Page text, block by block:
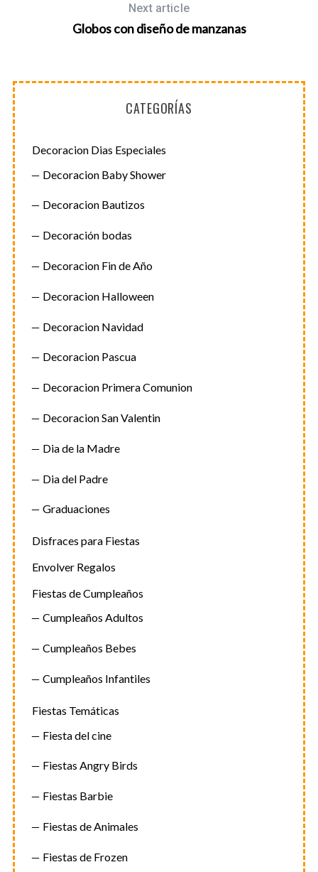
Next article
Globos con diseño de manzanas
CATEGORÍAS
Decoracion Dias Especiales
Decoracion Baby Shower
Decoracion Bautizos
Decoración bodas
Decoracion Fin de Año
Decoracion Halloween
Decoracion Navidad
Decoracion Pascua
Decoracion Primera Comunion
Decoracion San Valentin
Dia de la Madre
Dia del Padre
Graduaciones
Disfraces para Fiestas
Envolver Regalos
Fiestas de Cumpleaños
Cumpleaños Adultos
Cumpleaños Bebes
Cumpleaños Infantiles
Fiestas Temáticas
Fiesta del cine
Fiestas Angry Birds
Fiestas Barbie
Fiestas de Animales
Fiestas de Frozen